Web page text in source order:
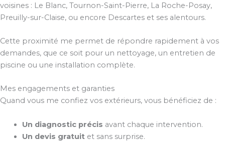
voisines : Le Blanc, Tournon-Saint-Pierre, La Roche-Posay,
Preuilly-sur-Claise, ou encore Descartes et ses alentours.
Cette proximité me permet de répondre rapidement à vos
demandes, que ce soit pour un nettoyage, un entretien de
piscine ou une installation complète.
Mes engagements et garanties
Quand vous me confiez vos extérieurs, vous bénéficiez de :
Un diagnostic précis avant chaque intervention.
Un devis gratuitet sans surprise.